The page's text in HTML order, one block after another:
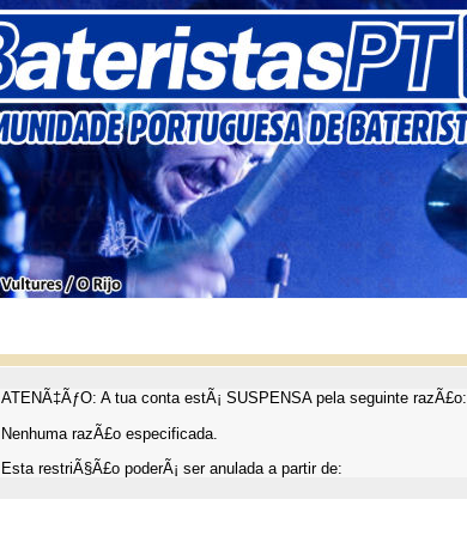
ATENÃ‡ÃƒO: A tua conta estÃ¡ SUSPENSA pela seguinte razÃ£o:
Nenhuma razÃ£o especificada.
Esta restriÃ§Ã£o poderÃ¡ ser anulada a partir de: